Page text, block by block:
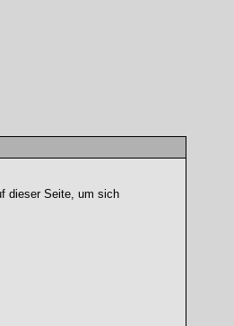
dieser Seite, um sich